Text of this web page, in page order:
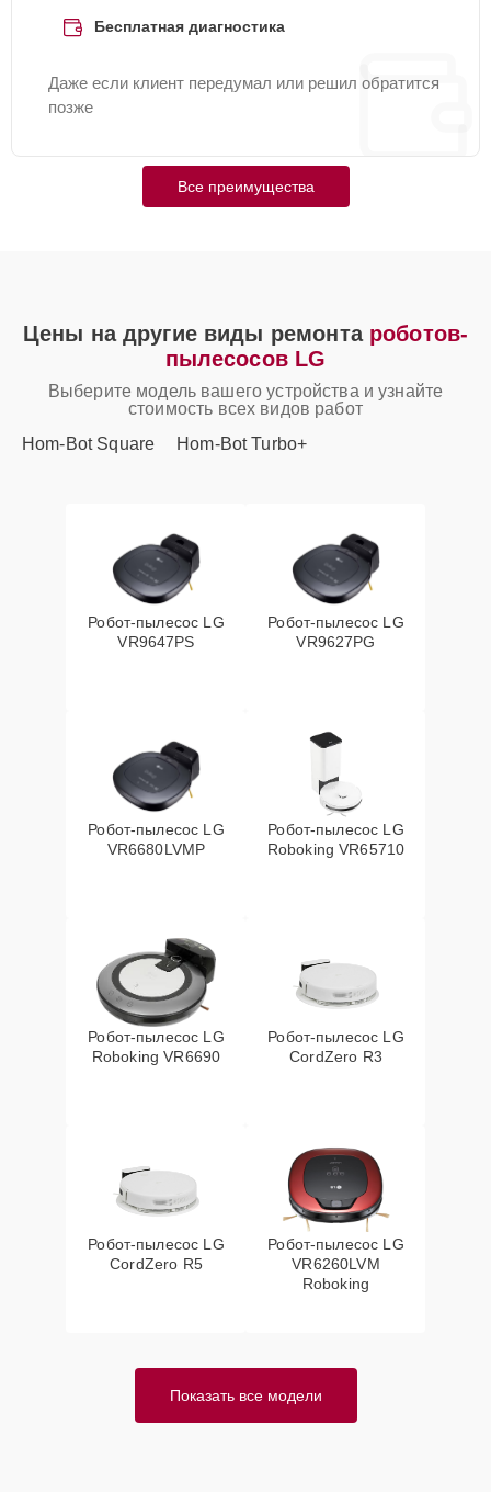
Бесплатная диагностика
Даже если клиент передумал или решил обратится
позже
Все преимущества
Цены на другие виды ремонта роботов-
пылесосов LG
Выберите модель вашего устройства и узнайте
стоимость всех видов работ
Hom-Bot Square
Hom-Bot Turbo+
Робот-пылесос LG
VR9647PS
Робот-пылесос LG
VR9627PG
Робот-пылесос LG
VR6680LVMP
Робот-пылесос LG
Roboking VR65710
Робот-пылесос LG
Roboking VR6690
Робот-пылесос LG
CordZero R3
Робот-пылесос LG
CordZero R5
Робот-пылесос LG
VR6260LVM
Roboking
Показать все модели